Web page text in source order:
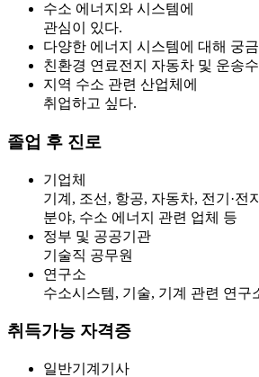
수소 에너지와 시스템에
관심이 있다.
다양한 에너지 시스템에 대해 궁
친환경 연료전지 자동차 및 운송
지역 수소 관련 산업체에
취업하고 싶다.
졸업 후 진로
기업체
기계, 조선, 항공, 자동차, 전기·전
분야, 수소 에너지 관련 업체 등
정부 및 공공기관
기술직 공무원
연구소
수소시스템, 기술, 기계 관련 연구
취득가능 자격증
일반기계기사